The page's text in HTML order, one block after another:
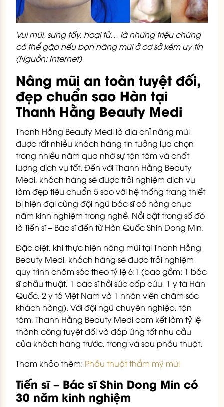
Vui mũi, sưng tấy, hoại tử… là những triệu chứng
có thể gặp nếu bạn nâng mũi ở cơ sở kém uy tín
(Nguồn: Internet)
Nâng mũi an toàn tuyệt đối,
đẹp chuẩn sao Hàn tại
Thanh Hằng Beauty Medi
Thanh Hằng Beauty Medi là địa chỉ nâng mũi
được rất nhiều khách hàng tin tưởng lựa chọn
trong nhiều năm qua nhờ sự tận tâm và chất
lượng dịch vụ tốt. Đến với Thanh Hằng Beauty
Medi, khách hàng sẽ được trải nghiệm dịch vụ
làm đẹp tiêu chuẩn 5 sao với hệ thống trang thiết
bị hiện đại cùng đội ngũ bác sĩ có hàng chục
năm kinh nghiệm trong nghề. Nổi bật trong số đó
là Tiến sĩ – Bác sĩ đến từ Hàn Quốc Shin Dong Min.
Đặc biệt, khi thực hiện nâng mũi tại Thanh Hằng
Beauty Medi, khách hàng sẽ được trải nghiệm
quy trình chăm sóc theo tỷ lệ 6:1 (bao gồm: 1 bác
sĩ phẫu thuật, 1 bác sĩ hồi sức cấp cứu, 1 y tá Hàn
Quốc, 2 y tá Việt Nam và 1 nhân viên chăm sóc
khách hàng). Với đội ngũ chuyên nghiệp, tận
tâm, Thanh Hằng Beauty Medi cam kết làm tỷ lệ
thành công tuyệt đối và đáp ứng tốt nhu cầu
của khách hàng trước, trong và sau phẫu thuật.
Tham khảo thêm: Phẫu thuật thẩm mỹ mũi
Tiến sĩ – Bác sĩ Shin Dong Min có
30 năm kinh nghiệm